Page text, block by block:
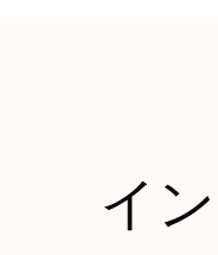
イ